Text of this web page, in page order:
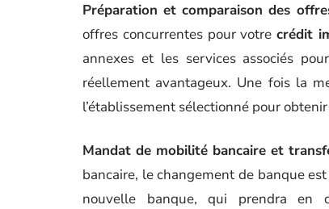
Préparation et comparaison des
offres concurrentes pour votrecrédit
annexes et les services associés
réellement avantageux. Une fois la
l’établissement sélectionné pour
Mandat de mobilité bancaire et
bancaire, le changement de banque
nouvelle banque, qui prendra en